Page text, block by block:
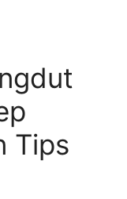
Tips